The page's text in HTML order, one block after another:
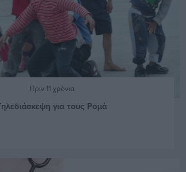
Πριν 11 χρόνια
για τους Ρομά